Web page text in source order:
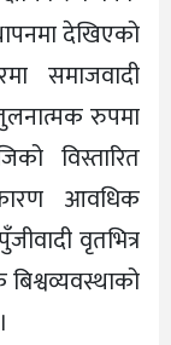
देखिएको
समाजवादी
रुपमा
विस्तारित
कारण आवधिक
वृतभित्र